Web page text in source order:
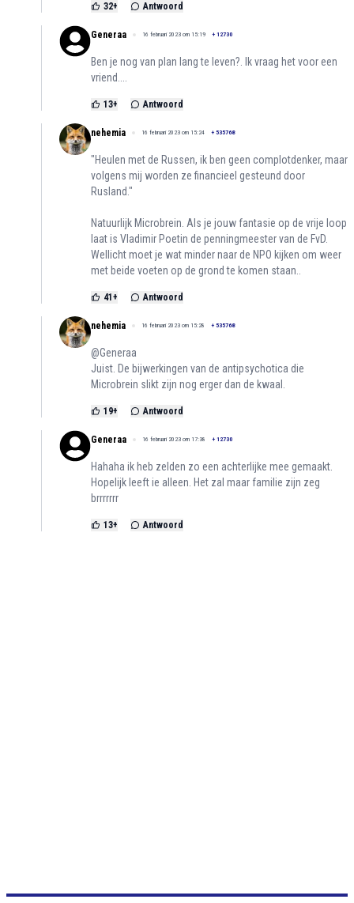
32+ Antwoord
Generaa 16 februari 2023 om 15:19 + 12730
Ben je nog van plan lang te leven?. Ik vraag het voor een
vriend....
13+ Antwoord
nehemia 16 februari 2023 om 15:24 + 535768
"Heulen met de Russen, ik ben geen complotdenker, maar
volgens mij worden ze financieel gesteund door
Rusland."
Natuurlijk Microbrein. Als je jouw fantasie op de vrije loop
laat is Vladimir Poetin de penningmeester van de FvD.
Wellicht moet je wat minder naar de NPO kijken om weer
met beide voeten op de grond te komen staan..
41 + Antwoord
nehemia 16 februari 2023 om 15:28 + 535768
@Generaa
Juist. De bijwerkingen van de antipsychotica die
Microbrein slikt zijn nog erger dan de kwaal.
19+ Antwoord
Generaa 16 februari 2023 om 17:38 + 12730
Hahaha ik heb zelden zo een achterlijke mee gemaakt.
Hopelijk leeft ie alleen. Het zal maar familie zijn zeg
brrrrrrr
13+ Antwoord